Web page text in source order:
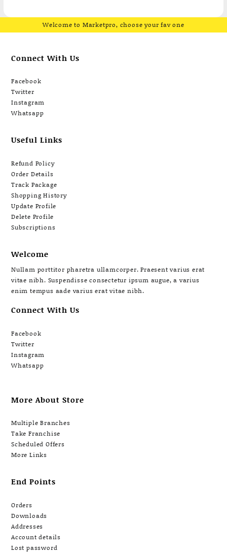
Welcome to Marketpro, choose your fav one
Connect With Us
Facebook
Twitter
Instagram
Whatsapp
Useful Links
Refund Policy
Order Details
Track Package
Shopping History
Update Profile
Delete Profile
Subscriptions
Welcome
Nullam porttitor pharetra ullamcorper. Praesent varius erat
vitae nibh. Suspendisse consectetur ipsum augue, a varius
enim tempus aade varius erat vitae nibh.
Connect With Us
Facebook
Twitter
Instagram
Whatsapp
More About Store
Multiple Branches
Take Franchise
Scheduled Offers
More Links
End Points
Orders
Downloads
Addresses
Account details
Lost password